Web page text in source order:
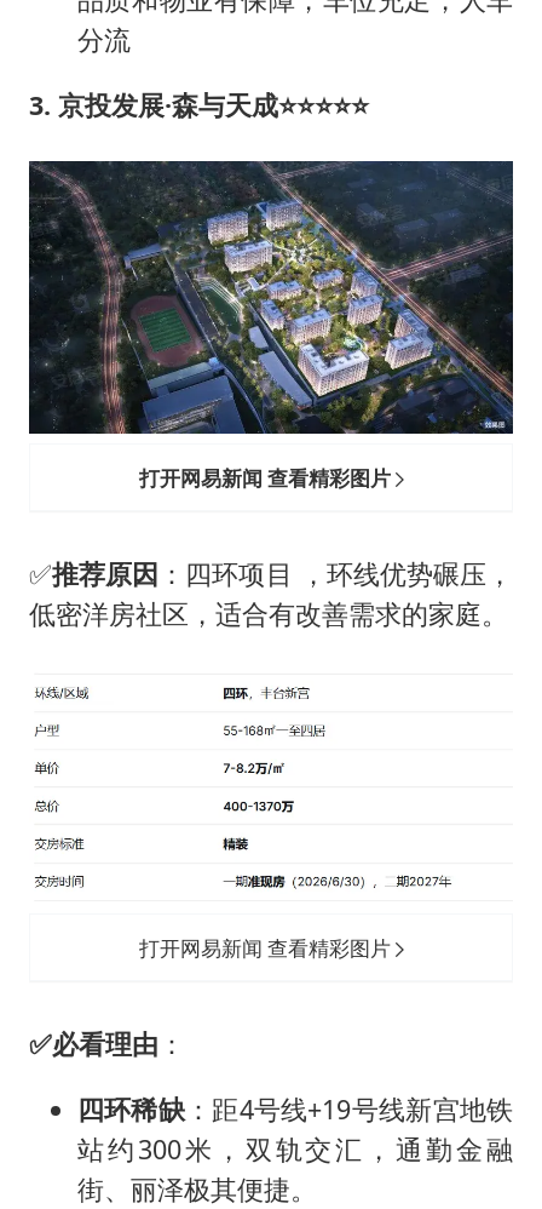
分流
3. 京投发展·森与天成⭐⭐⭐⭐⭐
打开网易新闻 查看精彩图片
✅推荐原因 ：四环项目 ，环线优势碾压，
低密洋房社区，适合有改善需求的家庭。
打开网易新闻 查看精彩图片
✅必看理由 ：
四环稀缺 ：距4号线+19号线新宫地铁
站约300米，双轨交汇，通勤金融
街、丽泽极其便捷。